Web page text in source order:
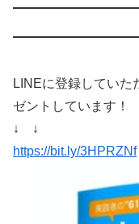
LINEに登録していた
ゼントしています！
↓ ↓
https://bit.ly/3HPRZNf